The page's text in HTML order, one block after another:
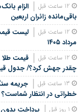
الزام
باقی‌مانده زائران اربعین
لیست
مرداد ۱۴۰۵
چقدر جهش کرد؟/ جدول
جریمه
خطراتی در انتظار شماست؟
پرداخت بدون